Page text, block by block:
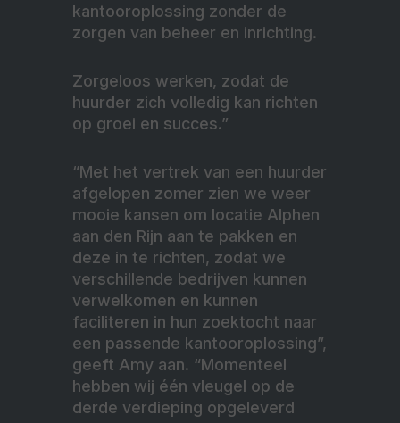
kantooroplossing zonder de
zorgen van beheer en inrichting.
Zorgeloos werken, zodat de
huurder zich volledig kan richten
op groei en succes.”
“Met het vertrek van een huurder
afgelopen zomer zien we weer
mooie kansen om locatie Alphen
aan den Rijn aan te pakken en
deze in te richten, zodat we
verschillende bedrijven kunnen
verwelkomen en kunnen
faciliteren in hun zoektocht naar
een passende kantooroplossing”,
geeft Amy aan. “Momenteel
hebben wij één vleugel op de
derde verdieping opgeleverd